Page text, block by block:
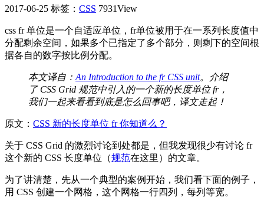
2017-06-25 标签： CSS 7931View
css fr 单位是一个自适应单位，fr单位被用于在一系列长度值中
分配剩余空间，如果多个已指定了多个部分，则剩下的空间根
据各自的数字按比例分配。
本文译自： An Introduction to the fr CSS unit。介绍
了 CSS Grid 规范中引入的一个新的长度单位 fr，
我们一起来看看到底是怎么回事吧，译文走起！
原文： CSS 新的长度单位 fr 你知道么？
关于 CSS Grid 的激烈讨论到处都是，但我发现很少有讨论 fr
这个新的 CSS 长度单位（规范在这里）的文章。
为了讲清楚，先从一个典型的案例开始，我们看下面的例子，
用 CSS 创建一个网格，这个网格一行四列，每列等宽。